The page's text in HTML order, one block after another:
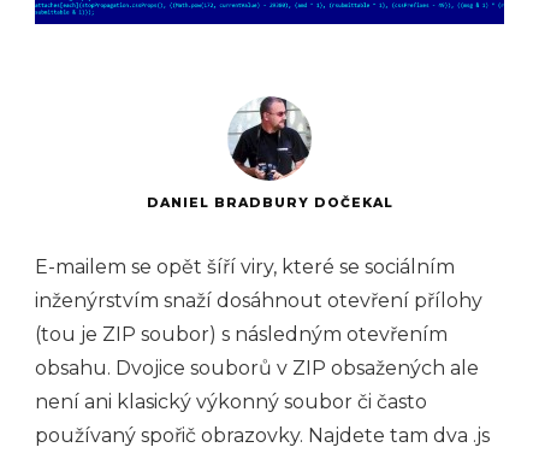
DANIEL BRADBURY DOČEKAL
E-mailem se opět šíří viry, které se sociálním
inženýrstvím snaží dosáhnout otevření přílohy
(tou je ZIP soubor) s následným otevřením
obsahu. Dvojice souborů v ZIP obsažených ale
není ani klasický výkonný soubor či často
používaný spořič obrazovky. Najdete tam dva .js